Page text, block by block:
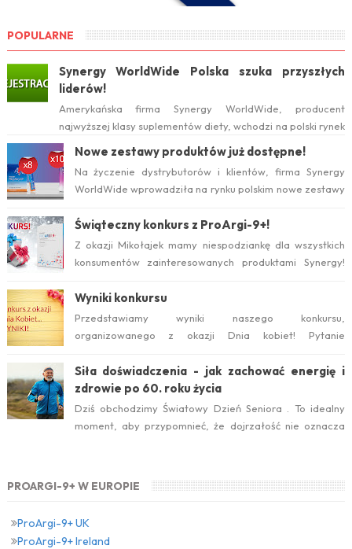
POPULARNE
Synergy WorldWide Polska szuka przyszłych
liderów!
Amerykańska firma Synergy WorldWide, producent
najwyższej klasy suplementów diety, wchodzi na polski rynek
już w tym roku. Serwis internetow...
Nowe zestawy produktów już dostępne!
Na życzenie dystrybutorów i klientów, firma Synergy
WorldWide wprowadziła na rynku polskim nowe zestawy
Świąteczny konkurs z ProArgi-9+!
Z okazji Mikołajek mamy niespodziankę dla wszystkich
konsumentów zainteresowanych produktami Synergy!
Wyniki konkursu
Przedstawiamy wyniki naszego konkursu,
organizowanego z okazji Dnia kobiet! Pytanie
Siła doświadczenia - jak zachować energię i
zdrowie po 60. roku życia
Dziś obchodzimy Światowy Dzień Seniora . To idealny
moment, aby przypomnieć, że dojrzałość nie oznacza
PROARGI-9+ W EUROPIE
ProArgi-9+ UK
ProArgi-9+ Ireland